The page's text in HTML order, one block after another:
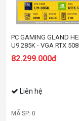
PC GAMING GLAND
U9 285K - VGA RTX
82.299.000đ
Liên hệ
MÃ SP: 0